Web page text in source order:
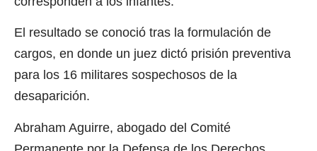
El resultado se conoció tras la formulación de
cargos, en donde un juez dictó prisión preventiva
para los 16 militares sospechosos de la
desaparición.
Abraham Aguirre, abogado del Comité